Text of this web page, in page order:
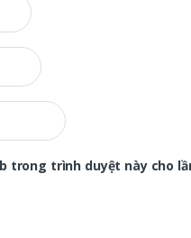
trong trình duyệt này cho